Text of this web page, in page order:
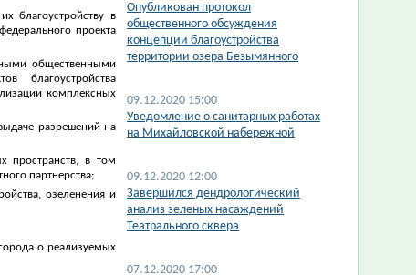
благоустройству в
проекта
общественными
благоустройства
комплексных
разрешений на
пространств, в том
партнерства;
озеленения и
о реализуемых
​Опубликован протокол
общественного обсуждения
концепции благоустройства
территории озера Безымянного
09.12.2020 15:00
Уведомление о санитарных работах
на Михайловской набережной
09.12.2020 12:00
Завершился дендрологический
анализ зеленых насаждений
Театрального сквера
07.12.2020 17:00